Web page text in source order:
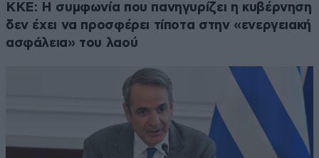
ΚΚΕ: Η συμφωνία που πανηγυρίζει η κυβέρνηση
δεν έχει να προσφέρει τίποτα στην «ενεργειακή
ασφάλεια» του λαού